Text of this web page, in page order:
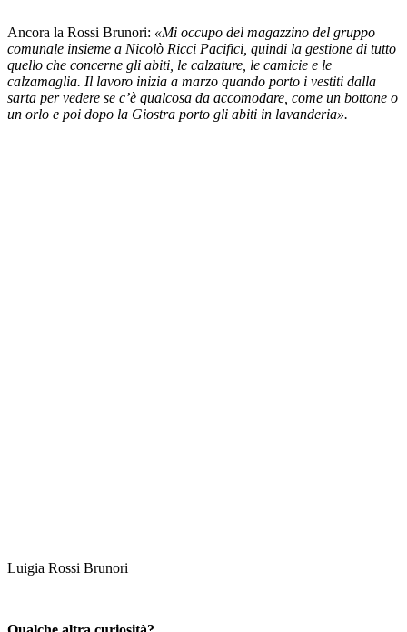
Ancora la Rossi Brunori: «Mi occupo del magazzino del gruppo
comunale insieme a Nicolò Ricci Pacifici, quindi la gestione di tutto
quello che concerne gli abiti, le calzature, le camicie e le
calzamaglia. Il lavoro inizia a marzo quando porto i vestiti dalla
sarta per vedere se c’è qualcosa da accomodare, come un bottone o
un orlo e poi dopo la Giostra porto gli abiti in lavanderia».
Luigia Rossi Brunori